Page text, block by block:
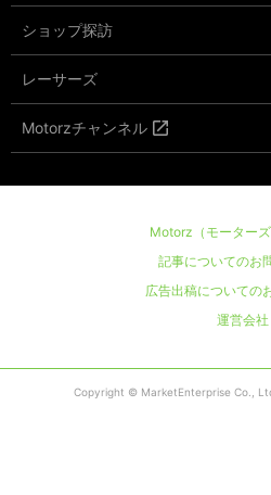
ショップ探訪
レーサーズ
Motorzチャンネル
Motorz（モーター
記事についてのお
広告出稿についての
運営会社
Copyright © MarketEnterprise Co.,